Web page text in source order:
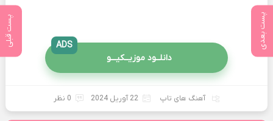
پست بعدی پست قبلی
دانلــود موزیــکیـــو
ADS
آهنگ های تاپ 22 آوریل 2024 0 نظر